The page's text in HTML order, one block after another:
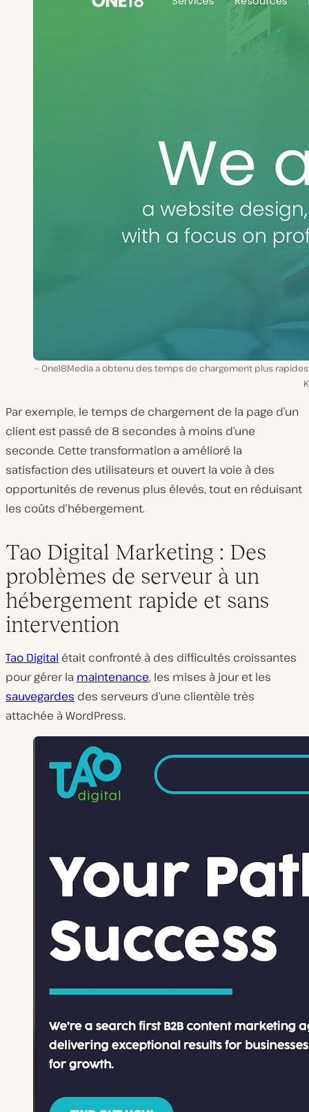
One18Media a obtenu des temps de chargement plus
Par exemple, le temps de chargement de la page d’un
client est passé de 8 secondes à moins d’une
seconde. Cette transformation a amélioré la
satisfaction des utilisateurs et ouvert la voie à des
opportunités de revenus plus élevés, tout en réduisant
les coûts d’hébergement.
Tao Digital Marketing : Des
problèmes de serveur à un
hébergement rapide et sans
intervention
Tao Digital était confronté à des difficultés croissantes
pour gérer la maintenance, les mises à jour et les
sauvegardes des serveurs d’une clientèle très
attachée à WordPress.